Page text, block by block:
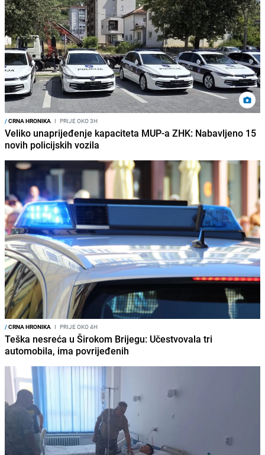
/CRNA HRONIKA I PRIJE OKO 3H
Veliko unaprijeđenje kapaciteta MUP-a ZHK: Nabavljeno 15
novih policijskih vozila
/CRNA HRONIKA I PRIJE OKO 4H
Teška nesreća u Širokom Brijegu: Učestvovala tri
automobila, ima povrijeđenih